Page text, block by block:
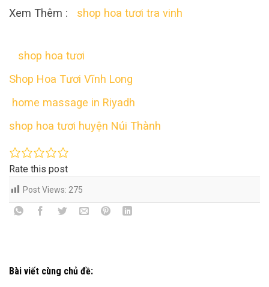
Xem Thêm : shop hoa tươi tra vinh
shop hoa tươi
Shop Hoa Tươi Vĩnh Long
home massage in Riyadh
shop hoa tươi huyện Núi Thành
Rate this post
Post Views: 275
Bài viết cùng chủ đề: